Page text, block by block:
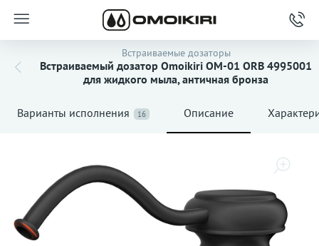
Встраиваемые дозаторы
Встраиваемый дозатор Omoikiri OM-01 ORB 4995001
для жидкого мыла, античная бронза
Варианты исполнения 16 Описание